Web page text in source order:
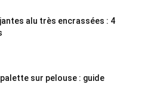
alu très encrassées : 4
sur pelouse : guide